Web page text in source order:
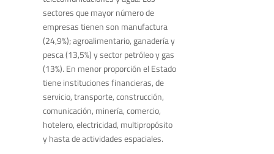
sectores que mayor número de
empresas tienen son manufactura
(24,9%); agroalimentario, ganadería y
pesca (13,5%) y sector petróleo y gas​
(13%). En menor proporción el Estado
tiene instituciones financieras, de
servicio, transporte, construcción,
comunicación, minería, comercio,
hotelero, electricidad, multipropósito
y hasta de actividades espaciales.